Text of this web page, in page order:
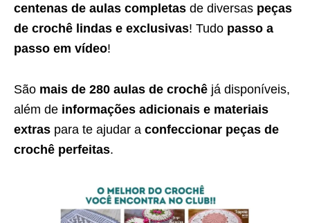
centenas de aulas completas de diversas peças
de crochê lindas e exclusivas! Tudo passo a
passo em vídeo!
São mais de 280 aulas de crochê já disponíveis,
além de informações adicionais e materiais
extras para te ajudar a confeccionar peças de
crochê perfeitas.